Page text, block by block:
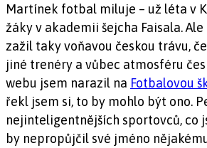
Martínek fotbal miluje – už léta v
žáky v akademii šejcha Faisala.
zažil taky voňavou českou trávu,
jiné trenéry a vůbec atmosféru
webu jsem narazil na Fotbalovou
řekl jsem si, to by mohlo být ono.
nejinteligentnějších sportovců, co
by nepropůjčil své jméno